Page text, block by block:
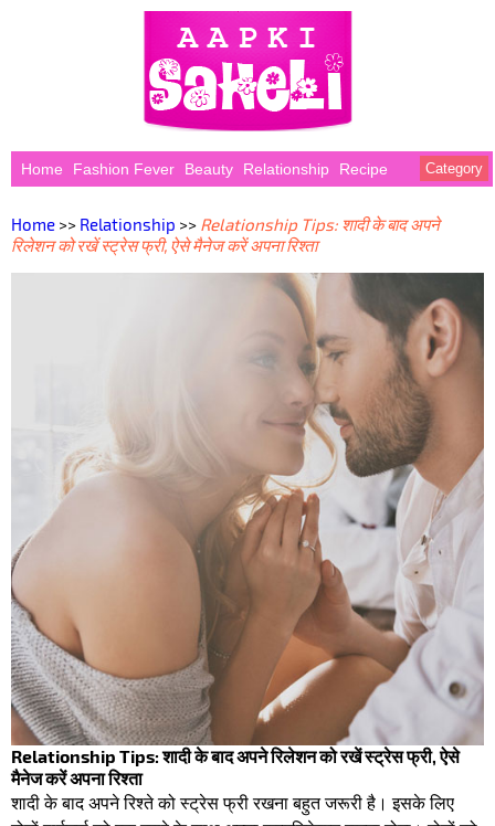
Home Fashion Fever Beauty Relationship Recipe Category
Home >> Relationship >> Relationship Tips: शादी के बाद अपने
रिलेशन को रखें स्ट्रेस फ्री, ऐसे मैनेज करें अपना रिश्ता
Relationship Tips: शादी के बाद अपने रिलेशन को रखें स्ट्रेस फ्री, ऐसे
मैनेज करें अपना रिश्ता
शादी के बाद अपने रिश्ते को स्ट्रेस फ्री रखना बहुत जरूरी है। इसके लिए